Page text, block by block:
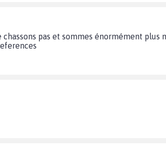
pas et sommes énormément plus